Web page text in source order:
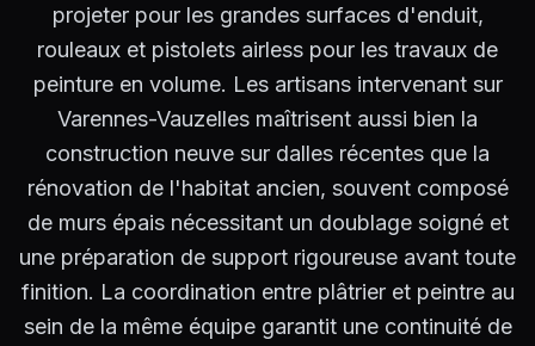
projeter pour les grandes surfaces d'enduit,
rouleaux et pistolets airless pour les travaux de
peinture en volume. Les artisans intervenant sur
Varennes-Vauzelles maîtrisent aussi bien la
construction neuve sur dalles récentes que la
rénovation de l'habitat ancien, souvent composé
de murs épais nécessitant un doublage soigné et
une préparation de support rigoureuse avant toute
finition. La coordination entre plâtrier et peintre au
sein de la même équipe garantit une continuité de